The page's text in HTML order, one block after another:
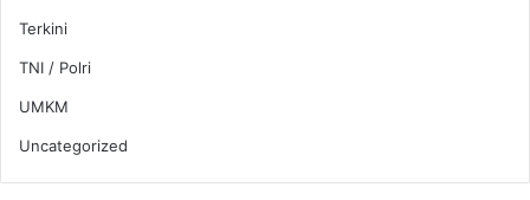
Terkini
TNI / Polri
UMKM
Uncategorized